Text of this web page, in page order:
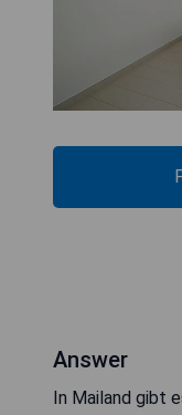
Answer
In Mailand gibt